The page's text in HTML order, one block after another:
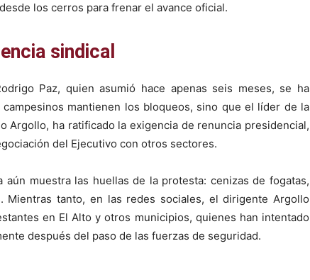
los cerros para frenar el avance oficial.
sindical
Paz, quien asumió hace apenas seis meses, se ha
mantienen los bloqueos, sino que el líder de la
Argollo, ha ratificado la exigencia de renuncia presidencial,
del Ejecutivo con otros sectores.
muestra las huellas de la protesta: cenizas de fogatas,
Mientras tanto, en las redes sociales, el dirigente Argollo
en El Alto y otros municipios, quienes han intentado
después del paso de las fuerzas de seguridad.